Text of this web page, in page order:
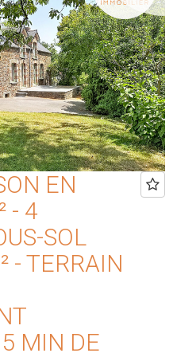
EN
- 4
SOL
- TERRAIN
MIN DE